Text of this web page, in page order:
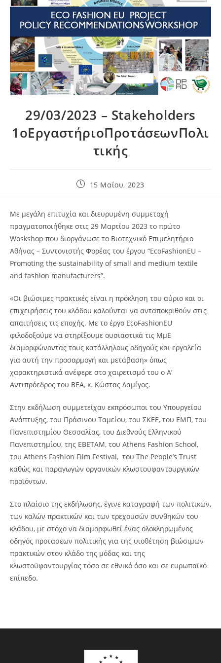
29/03/2023 – Stakeholders
1οΕργαστήριοΠροτάσεωνΠολι
τικής
Post15 Μαΐου, 2023
Με μεγάλη επιτυχία και διευρυμένη συμμετοχή
πραγματοποιήθηκε στις 29 Μαρτίου 2023 το πρώτο
Woskshop που διοργάνωσε το Βιοτεχνικό Επιμελητήριο
Αθήνας – Συντονιστής Φορέας του έργου “EcoFashionEU –
Promoting the sustainability of small and medium textile
and fashion manufacturers”.
«Οι βιώσιμες πρακτικές είναι η πρόκληση του αύριο και οι
επιχειρήσεις του κλάδου καλούνται να ανταποκριθούν στις
απαιτήσεις τις εποχής. Με το έργο EcoFashionEU
φιλοδοξούμε να στηρίξουμε ουσιαστικά τις ΜμΕ
διαμορφώνοντας τους κατάλληλους οδηγούς και εργαλεία
για αυτή την προσαρμογή και μετάβαση» όπως
χαρακτηριστικά ανέφερε στο χαιρετισμό του ο Α’
Αντιπρόεδρος του ΒΕΑ, κ. Κώστας Δαμίγος.
Στην εκδήλωση συμμετείχαν εκπρόσωποι του Υπουργείου
Ανάπτυξης, του Πράσινου Ταμείου, του ΣΚΕΕ, του ΕΜΠ, του
Πανεπιστημίου Θεσσαλίας, του Διεθνούς Ελληνικού
Πανεπιστημίου, της ΕΒΕΤΑΜ, του Athens Fashion School,
του Athens Fashion Film Festival, του The People’s Trust
καθώς και παραγωγών οργανικών κλωστοϋφαντουργικών
προϊόντων.
Στο πλαίσιο της εκδήλωσης, έγινε καταγραφή των πολιτικών,
των καλών πρακτικών και των τρεχουσών συνθηκών του
κλάδου, με στόχο να διαμορφωθεί ένας ολοκληρωμένος
οδηγός προτάσεων πολιτικής για της υιοθέτηση βιώσιμων
πρακτικών στον κλάδο της μόδας και της
κλωστοϋφαντουργίας τόσο σε εθνικό όσο και σε ευρωπαϊκό
επίπεδο.